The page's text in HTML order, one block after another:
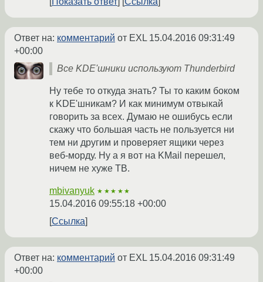
Ответ на: комментарий от EXL 15.04.2016 09:31:49
+00:00
Все KDE'шники используют Thunderbird
Ну тебе то откуда знать? Ты то каким боком
к KDE'шникам? И как минимум отвыкай
говорить за всех. Думаю не ошибусь если
скажу что большая часть не пользуется ни
тем ни другим и проверяет ящики через
веб-морду. Ну а я вот на KMail перешел,
ничем не хуже TB.
mbivanyuk ★★★★★
15.04.2016 09:55:18 +00:00
Ссылка
Ответ на: комментарий от EXL 15.04.2016 09:31:49
+00:00